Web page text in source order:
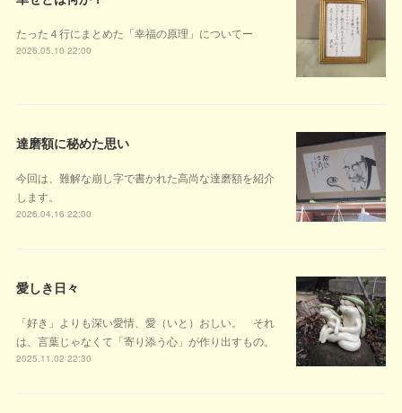
たった４行にまとめた「幸福の原理」についてー
2026.05.10 22:00
達磨額に秘めた思い
今回は、難解な崩し字で書かれた高尚な達磨額を紹介
します。
2026.04.16 22:00
愛しき日々
「好き」よりも深い愛情、愛（いと）おしい。 それ
は、言葉じゃなくて「寄り添う心」が作り出すもの。
2025.11.02 22:30